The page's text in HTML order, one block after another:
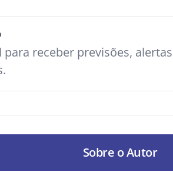
receber previsões,
Sobre o Autor